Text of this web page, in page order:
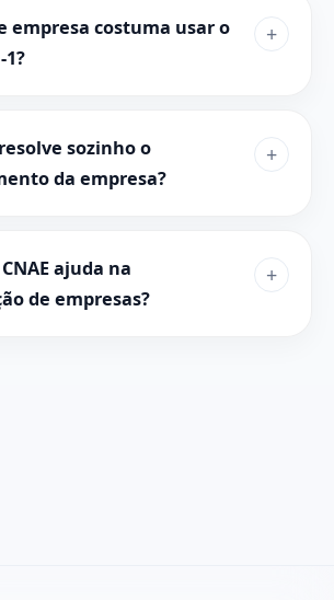
empresa costuma usar o
1?
+
resolve sozinho o
da empresa?
+
ajuda na
de empresas?
+